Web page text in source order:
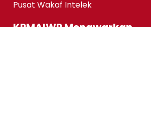
Pusat Wakaf Intelek
KPMAIWP Menawarkan